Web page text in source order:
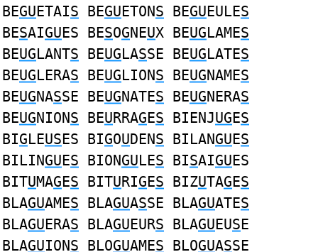
BEGUETAIS BEGUETONS BEGUEULES
BESAIGUES BESOGNEUX BEUGLAMES
BEUGLANTS BEUGLASSE BEUGLATES
BEUGLERAS BEUGLIONS BEUGNAMES
BEUGNASSE BEUGNATES BEUGNERAS
BEUGNIONS BEURRAGES BIENJUGES
BIGLEUSES BIGOUDENS BILANGUES
BILINGUES BIONGULES BISAIGUES
BITUMAGES BITURIGES BIZUTAGES
BLAGUAMES BLAGUASSE BLAGUATES
BLAGUERAS BLAGUEURS BLAGUEUSE
BLAGUIONS BLOGUAMES BLOGUASSE